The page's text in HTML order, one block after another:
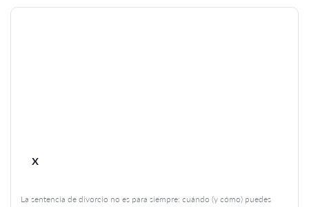
x
La sentencia de divorcio no es para siempre: cuándo (y cómo) puedes